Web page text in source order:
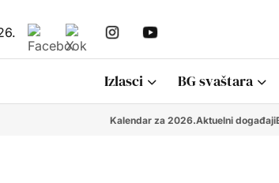
Izlasci BG svaštara
Kalendar za 2026.Aktuelni događaji